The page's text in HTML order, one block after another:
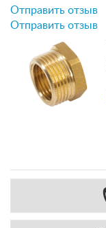
Отправить отзыв
Отправить отзыв